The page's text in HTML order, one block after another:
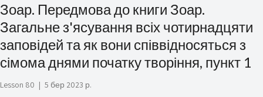
Зоар. Передмова до книги Зоар.
Загальне з'ясування всіх чотирнадцяти
заповідей та як вони співвідносяться з
сімома днями початку творіння, пункт 1
Lesson 80 | 5 бер 2023 р.